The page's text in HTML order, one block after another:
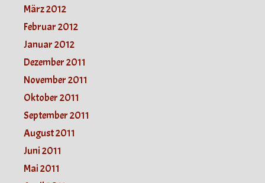
März 2012
Februar 2012
Januar 2012
Dezember 2011
November 2011
Oktober 2011
September 2011
August 2011
Juni 2011
Mai 2011